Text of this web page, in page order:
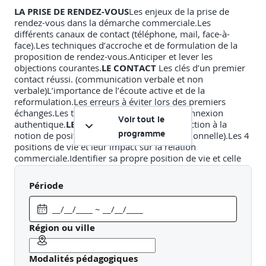
LA PRISE DE RENDEZ-VOUSLes enjeux de la prise de
rendez-vous dans la démarche commerciale.Les
différents canaux de contact (téléphone, mail, face-à-
face).Les techniques d’accroche et de formulation de la
proposition de rendez-vous.Anticiper et lever les
objections courantes.LE CONTACT Les clés d’un premier
contact réussi. (communication verbale et non
verbale)L’importance de l’écoute active et de la
reformulation.Les erreurs à éviter lors des premiers
échanges.Les techniques pour créer une connexion
authentique.LES POSITIONS DE VIEIntroduction à la
notion de positions de vie (analyse transactionnelle).Les 4
positions de vie et leur impact sur la relation
commerciale.Identifier sa propre position de vie et celle
de l’interlocuteur.Stratégies pour adopter une position «
gagnant-gagnant ».
profils DISC (Dominant, Influent, Stable,
Conforme).Reconnaître les comportements et attentes
associés à chaque profil.Adapter sa communication et son
argumentaire selon le profil détecté.Exemples de
situations de vente avec chaque type de profil.
DE DÉCOUVERTE ET D’ARGUMENTATION
besoins de protection du client (RC - DAB et Personnes).
Voir tout le
programme
Période
Région ou ville
Modalités pédagogiques